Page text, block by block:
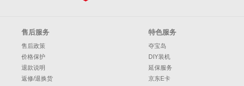
售后服务
售后政策
价格保护
退款说明
返修/退换货
特色服务
夺宝岛
DIY装机
延保服务
京东E卡